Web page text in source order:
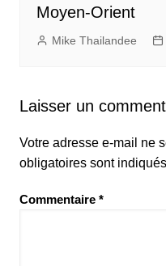
Moyen-Orient
Mike Thailandee
Laisser un
Votre adresse e-mail ne
obligatoires sont
Commentaire *